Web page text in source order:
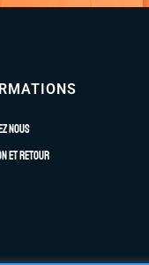
nous
et retour